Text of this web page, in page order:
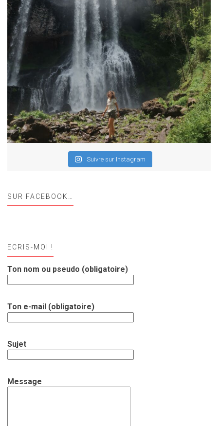
Suivre sur Instagram
SUR FACEBOOK…
ECRIS-MOI !
Ton nom ou pseudo (obligatoire)
Ton e-mail (obligatoire)
Sujet
Message